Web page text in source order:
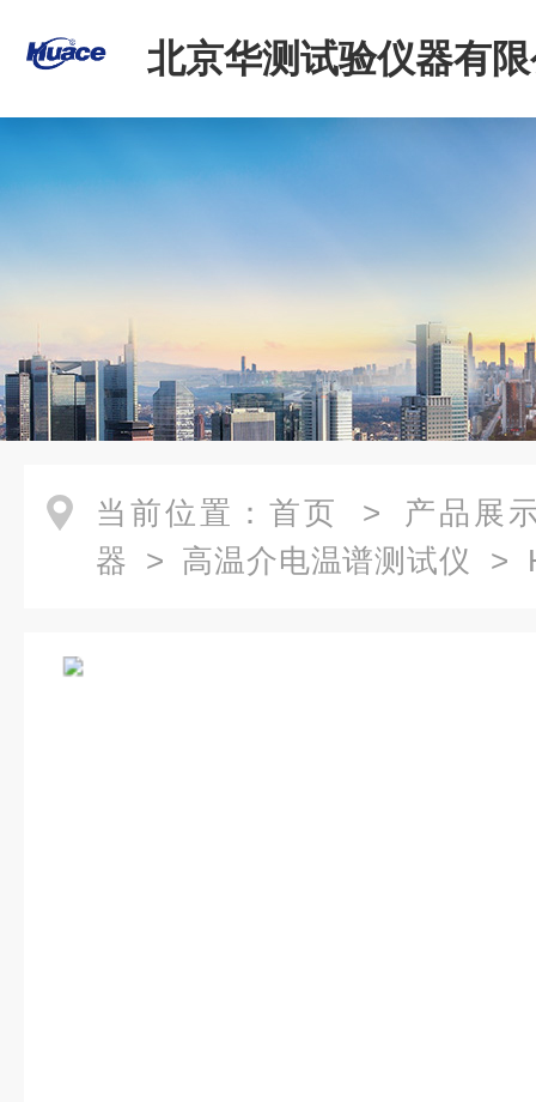
北京华测试验仪器有
当前位置： 首页 > 产品展
器 > 高温介电温谱测试仪 >